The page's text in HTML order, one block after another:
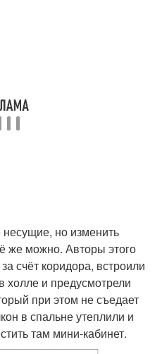
но изменить
же можно. Авторы этого
счёт коридора, встроили
и предусмотрели
при этом не съедает
в спальне утеплили и
там мини-кабинет.